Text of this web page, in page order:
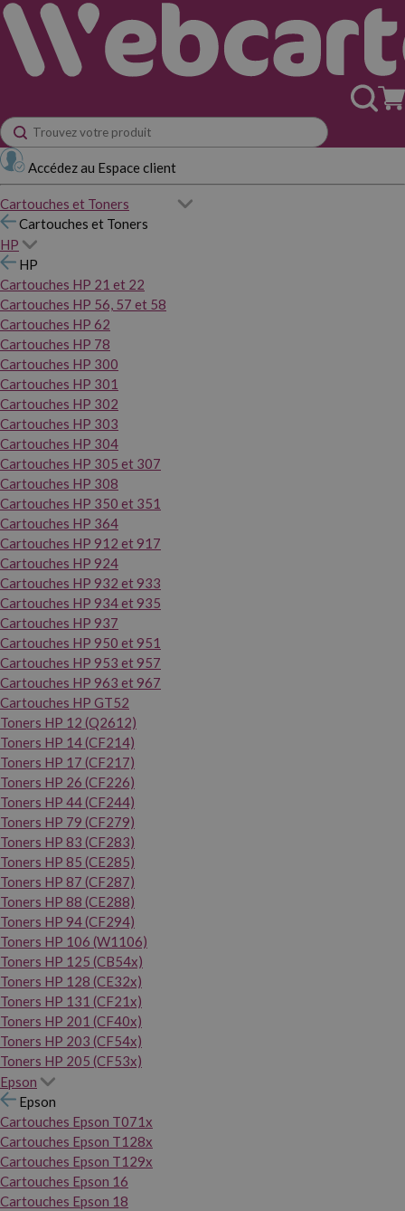
Accédez au Espace client
Cartouches et Toners
Cartouches et Toners
HP
HP
Cartouches HP 21 et 22
Cartouches HP 56, 57 et 58
Cartouches HP 62
Cartouches HP 78
Cartouches HP 300
Cartouches HP 301
Cartouches HP 302
Cartouches HP 303
Cartouches HP 304
Cartouches HP 305 et 307
Cartouches HP 308
Cartouches HP 350 et 351
Cartouches HP 364
Cartouches HP 912 et 917
Cartouches HP 924
Cartouches HP 932 et 933
Cartouches HP 934 et 935
Cartouches HP 937
Cartouches HP 950 et 951
Cartouches HP 953 et 957
Cartouches HP 963 et 967
Cartouches HP GT52
Toners HP 12 (Q2612)
Toners HP 14 (CF214)
Toners HP 17 (CF217)
Toners HP 26 (CF226)
Toners HP 44 (CF244)
Toners HP 79 (CF279)
Toners HP 83 (CF283)
Toners HP 85 (CE285)
Toners HP 87 (CF287)
Toners HP 88 (CE288)
Toners HP 94 (CF294)
Toners HP 106 (W1106)
Toners HP 125 (CB54x)
Toners HP 128 (CE32x)
Toners HP 131 (CF21x)
Toners HP 201 (CF40x)
Toners HP 203 (CF54x)
Toners HP 205 (CF53x)
Epson
Epson
Cartouches Epson T071x
Cartouches Epson T128x
Cartouches Epson T129x
Cartouches Epson 16
Cartouches Epson 18